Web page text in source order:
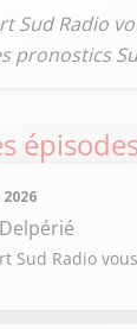
Sud Radio
pronostics
Sud Radio